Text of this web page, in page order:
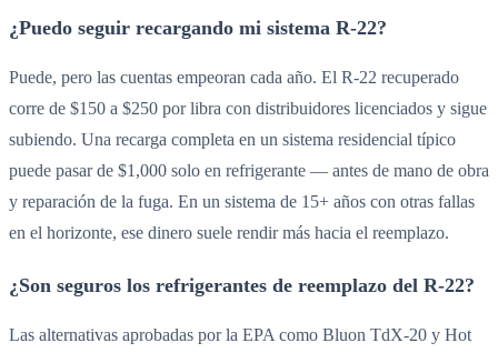
¿Puedo seguir recargando mi sistema R-22?
Puede, pero las cuentas empeoran cada año. El R-22 recuperado
corre de $150 a $250 por libra con distribuidores licenciados y sigue
subiendo. Una recarga completa en un sistema residencial típico
puede pasar de $1,000 solo en refrigerante — antes de mano de obra
y reparación de la fuga. En un sistema de 15+ años con otras fallas
en el horizonte, ese dinero suele rendir más hacia el reemplazo.
¿Son seguros los refrigerantes de reemplazo del R-22?
Las alternativas aprobadas por la EPA como Bluon TdX-20 y Hot